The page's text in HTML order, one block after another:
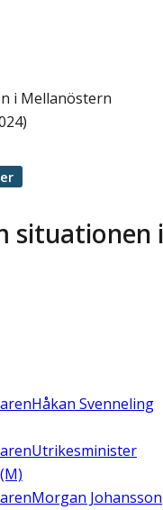
i Mellanöstern
situationen i
Håkan Svenneling
Utrikesminister
Morgan Johansson